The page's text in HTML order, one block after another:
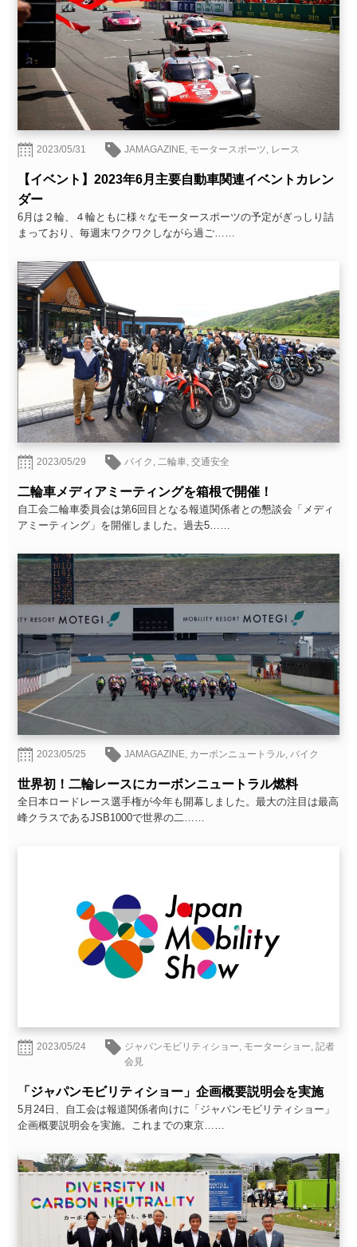
2023/05/31 JAMAGAZINE, モータースポーツ, レース
【イベント】2023年6月主要自動車関連イベントカレン
ダー
6月は２輪、４輪ともに様々なモータースポーツの予定がぎっしり詰
まっており、毎週末ワクワクしながら過ご……
2023/05/29 バイク ,二輪車,交通安全
二輪車メディアミーティングを箱根で開催！
自工会二輪車委員会は第6回目となる報道関係者との懇談会「メディ
アミーティング」を開催しました。過去5……
2023/05/25 JAMAGAZINE, カーボンニュートラル,バイク
世界初！二輪レースにカーボンニュートラル燃料
全日本ロードレース選手権が今年も開幕しました。最大の注目は最高
峰クラスであるJSB1000で世界の二……
2023/05/24 ジャパンモビリティショー モーターショー ,記者
会見
「ジャパンモビリティショー」企画概要説明会を実施
5月24日、自工会は報道関係者向けに「ジャパンモビリティショー」
企画概要説明会を実施。これまでの東京……